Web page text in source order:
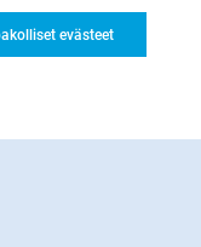
evästeet
suunniteltu.